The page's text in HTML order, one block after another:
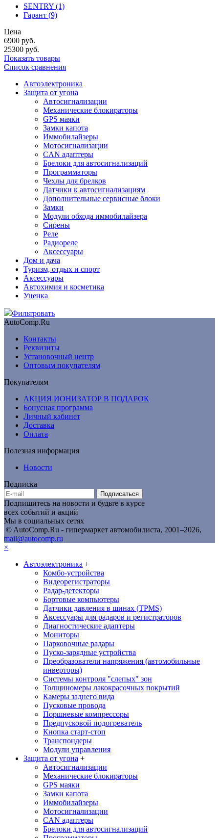
SENTRY (1)
Гарант (9)
Цена
6900 руб.
25300 руб.
Показать товары
Список сравнения
Автоэлектроника
Защита от угона
Автосигнализации
Механические блoкираторы
GPS маяки
Замки капота
Иммобилайзеры
Мотосигнализации
CAN адаптеры
Брелоки для автосигнализаций
Программаторы
Чехлы для брелков
Датчики к автосигнализациям
Дополнительные сервисные блоки
Замки
Модули обхода иммобилайзера
Сирены
Реле
Радиореле
Аксессуары
Дом и дача
Туризм, отдых и спорт
Аксессуары
Автохимия и косметика
Уценка
Фильтровать
AutoComp.Ru
Контакты
Реквизиты
Установочный центр
Оптовым покупателям
Покупателям
АКЦИЯ ИОНИЗАТОР В ПОДАРОК
Бонусная программа
Личный кабинет
Доставка
Оплата
Полезная информация
Новости
Подписка
Подписаться
Подпишитесь на новости и будьте в курсе
всех событий и акций
Мы в социальных сетях
© AutoComp.Ru - гипермаркет автомобилиста, 2001–2026,
mail@autocomp.ru
×
Автоэлектроника +
Комбо-устройства
Видеорегистраторы
Радар-детекторы
Бортовые компьютеры
Датчики давления в шинах (TPMS)
Аксессуары для радаров и регистраторов
Диагностические адаптеры
Мониторы
Парковочные радары
Пуско-зарядные устройства
Преобразователи напряжения (автомобильные
инверторы)
Системы контроля "слепых" зон
Толщиномеры лакокрасочных покрытий
Камеры заднего вида
Пусковые провода
Поршневые компрессоры
Предпусковой подогреватель
Кнопка старт-стоп
Транспондеры
Модули управления
Защита от угона +
Автосигнализации
Механические блoкираторы
GPS маяки
Замки капота
Иммобилайзеры
Мотосигнализации
CAN адаптеры
Брелоки для автосигнализаций